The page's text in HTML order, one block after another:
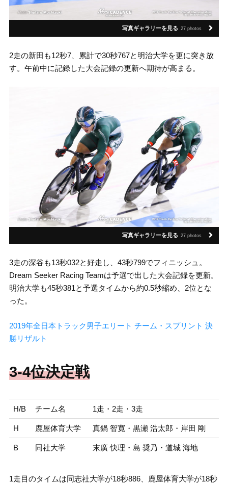
写真ギャラリーを見る 27 photos
2走の新田も12秒7、累計で30秒767と明治大学を更に突き放
す。午前中に記録した大会記録の更新へ期待が高まる。
写真ギャラリーを見る 27 photos
3走の深谷も13秒032と好走し、43秒799でフィニッシュ。
Dream Seeker Racing Teamは予選で出した大会記録を更新。
明治大学も45秒381と予選タイムから約0.5秒縮め、2位とな
った。
2019年全日本トラック男子エリート チーム・スプリント 決
勝リザルト
3-4位決定戦
H/B チーム名 1走・2走・3走
H 鹿屋体育大学 真鍋 智寛・黒瀬 浩太郎・岸田 剛
B 同社大学 末廣 快理・島 奨乃・道城 海地
1走目のタイムは同志社大学が18秒886、鹿屋体育大学が18秒